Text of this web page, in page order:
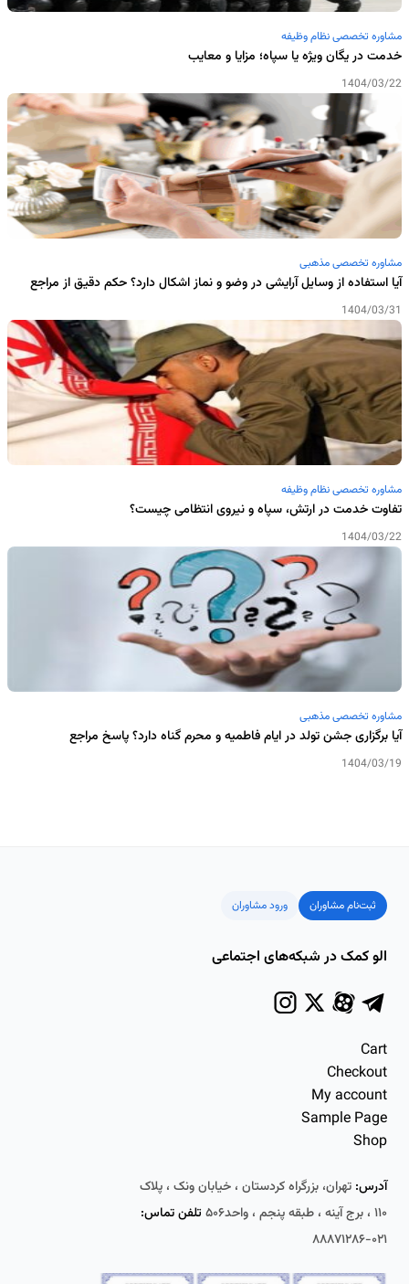
مشاوره تخصصی نظام وظیفه
خدمت در یگان ویژه یا سپاه؛ مزایا و معایب
1404/03/22
مشاوره تخصصی مذهبی
آیا استفاده از وسایل آرایشی در وضو و نماز اشکال دارد؟ حکم دقیق از مراجع
1404/03/31
مشاوره تخصصی نظام وظیفه
تفاوت خدمت در ارتش، سپاه و نیروی انتظامی چیست؟
1404/03/22
مشاوره تخصصی مذهبی
آیا برگزاری جشن تولد در ایام فاطمیه و محرم گناه دارد؟ پاسخ مراجع
1404/03/19
ثبت‌نام مشاوران ورود مشاوران
الو کمک در شبکه‌های اجتماعی
Cart
Checkout
My account
Sample Page
Shop
آدرس: تهران، بزرگراه کردستان ، خیابان ونک ، پلاک
۱۱۰ ، برج آینه ، طبقه پنجم ، واحد۵۰۶
تلفن تماس:
۰۲۱-۸۸۸۷۱۲۸۶